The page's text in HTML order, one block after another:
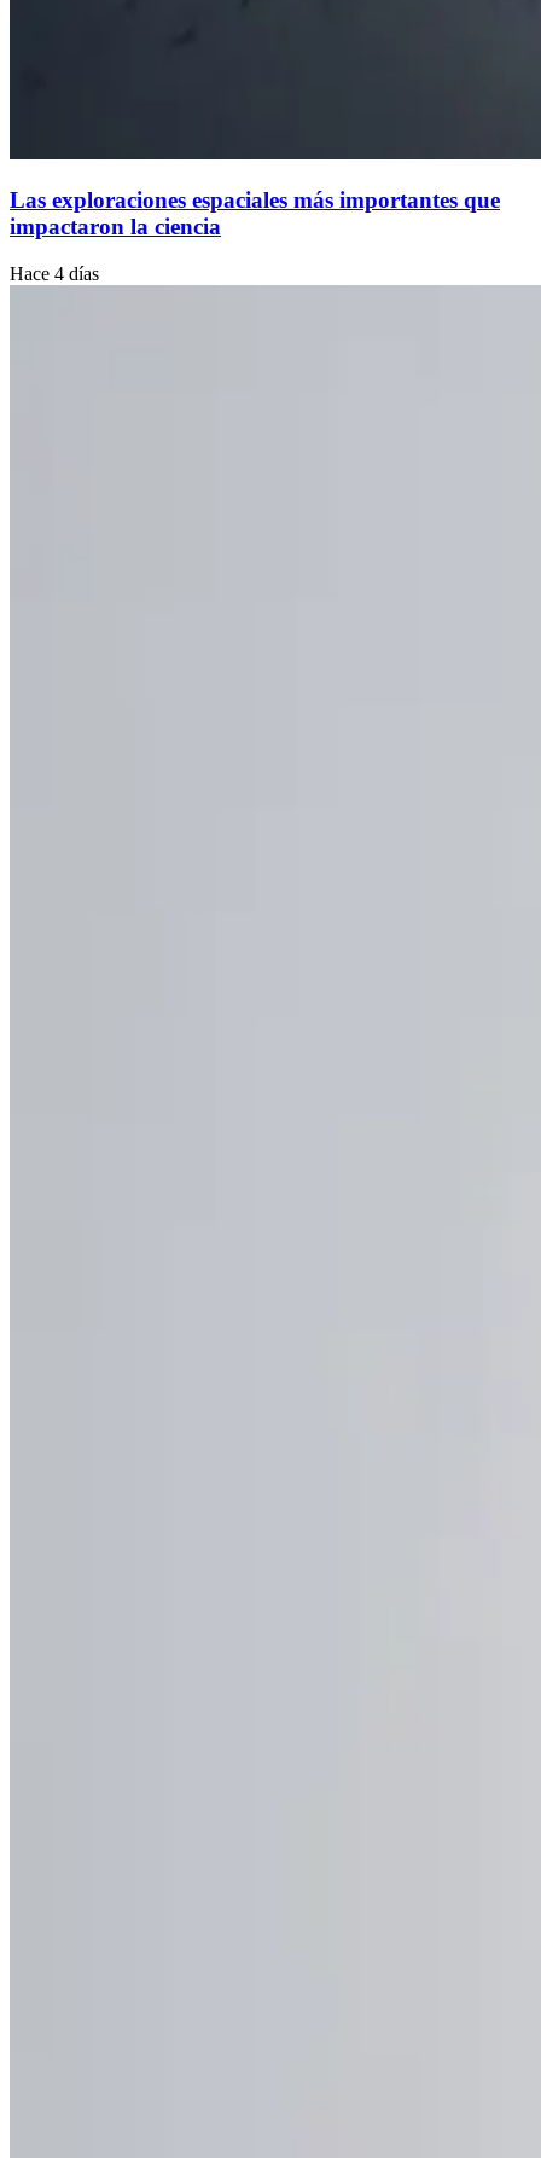
Las exploraciones espaciales más importantes que
impactaron la ciencia
Hace 4 días